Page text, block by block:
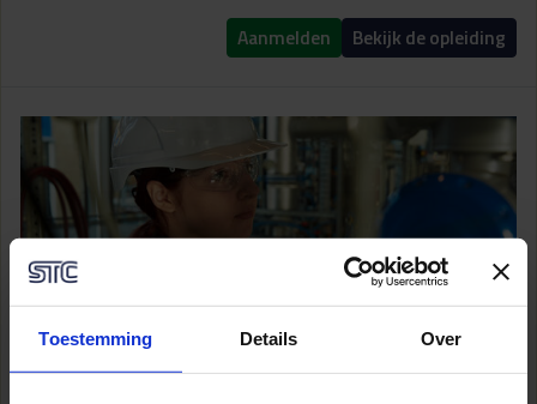
Toestemming Details Over
Aanmelden Bekijk de opleiding
Operationeel technicus (niveau 3) - bol
Als operationeel technicus houd je je bezig met